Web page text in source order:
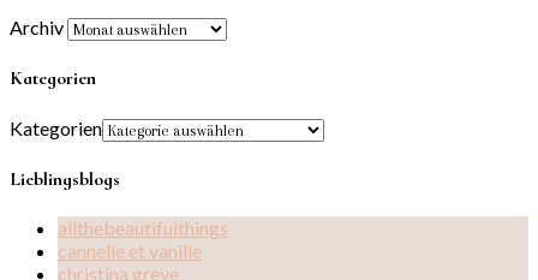
Archiv
Kategorien
Kategorien
Lieblingsblogs
allthebeautifulthings
cannelle et vanille
christina greve